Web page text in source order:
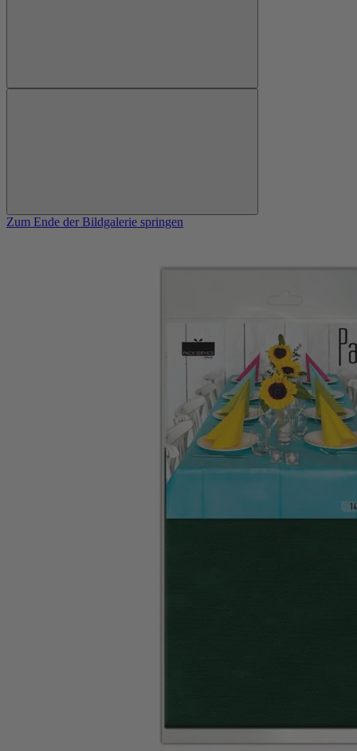
Zum Ende der Bildgalerie springen